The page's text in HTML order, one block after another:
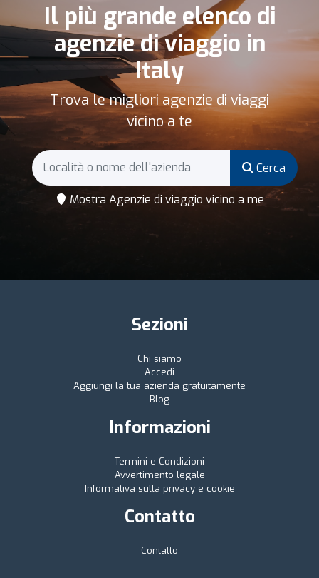
Il più grande elenco di
agenzie di viaggio in
Italy
Trova le migliori agenzie di viaggi
vicino a te
Cerca
Mostra Agenzie di viaggio vicino a me
Sezioni
Chi siamo
Accedi
Aggiungi la tua azienda gratuitamente
Blog
Informazioni
Termini e Condizioni
Avvertimento legale
Informativa sulla privacy e cookie
Contatto
Contatto